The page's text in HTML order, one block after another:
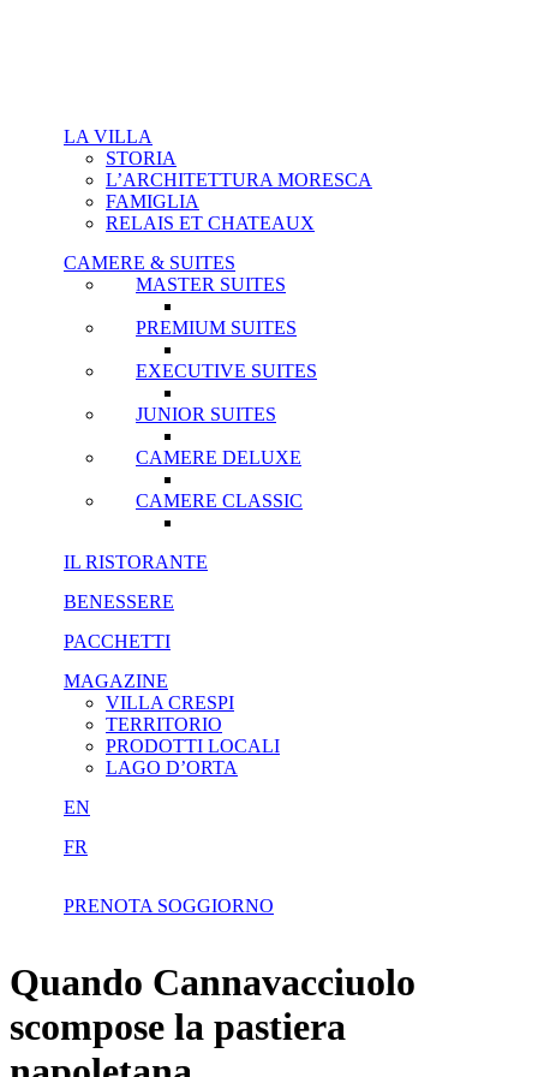
LA VILLA
STORIA
L’ARCHITETTURA MORESCA
FAMIGLIA
RELAIS ET CHATEAUX
CAMERE & SUITES
MASTER SUITES
PREMIUM SUITES
EXECUTIVE SUITES
JUNIOR SUITES
CAMERE DELUXE
CAMERE CLASSIC
IL RISTORANTE
BENESSERE
PACCHETTI
MAGAZINE
VILLA CRESPI
TERRITORIO
PRODOTTI LOCALI
LAGO D’ORTA
EN
FR
PRENOTA SOGGIORNO
Quando Cannavacciuolo
scompose la pastiera